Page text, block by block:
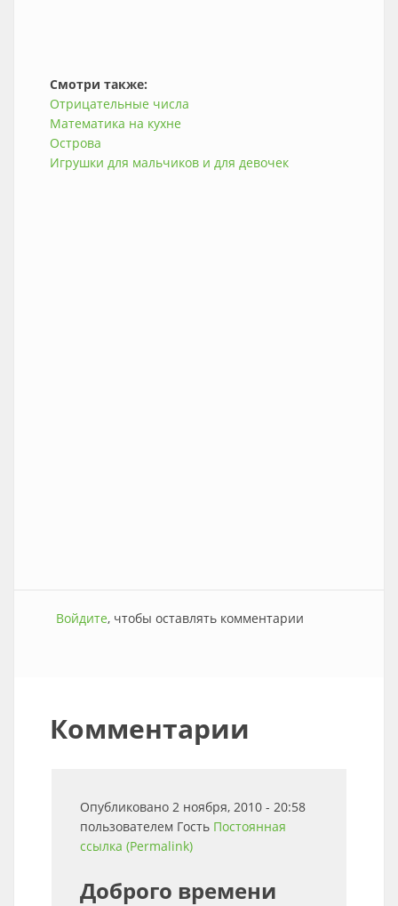
Смотри также:
Отрицательные числа
Математика на кухне
Острова
Игрушки для мальчиков и для девочек
Войдите, чтобы оставлять комментарии
Комментарии
Опубликовано 2 ноября, 2010 - 20:58
пользователем Гость Постоянная
ссылка (Permalink)
Доброго времени